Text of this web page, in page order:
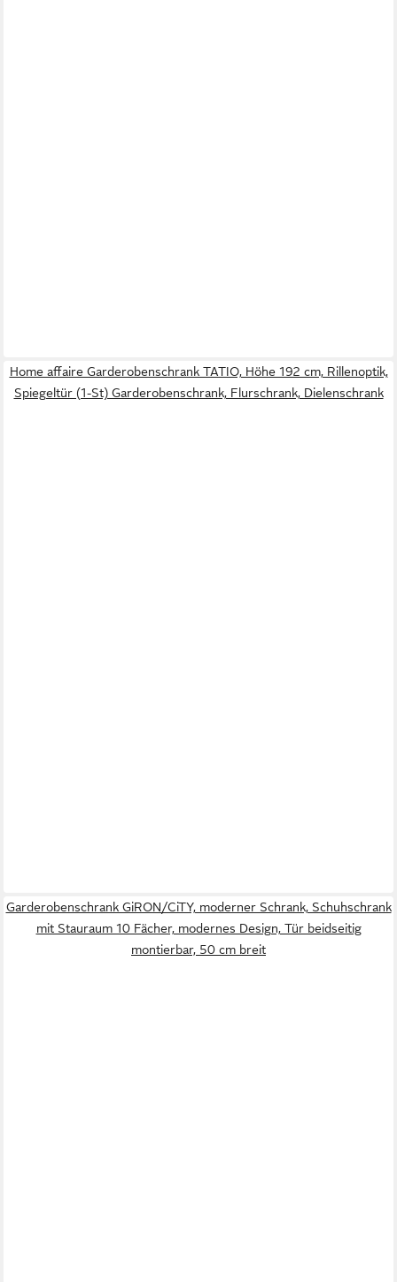
Home affaire Garderobenschrank TATIO, Höhe 192 cm, Rillenoptik,
Spiegeltür (1-St) Garderobenschrank, Flurschrank, Dielenschrank
Garderobenschrank GiRON/CiTY, moderner Schrank, Schuhschrank
mit Stauraum 10 Fächer, modernes Design, Tür beidseitig
montierbar, 50 cm breit